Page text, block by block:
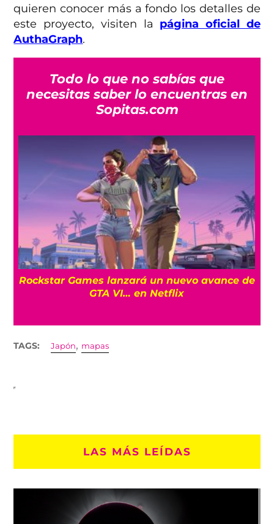
quieren conocer más a fondo los detalles de
este proyecto, visiten la página oficial de
AuthaGraph.
Todo lo que no sabías que
necesitas saber lo encuentras en
Sopitas.com
Rockstar Games lanzará un nuevo avance de
GTA VI… en Netflix
TAGS: Japón, mapas
LAS MÁS LEÍDAS